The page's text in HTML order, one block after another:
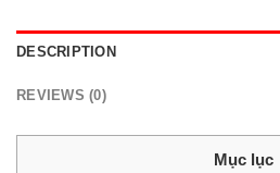
DESCRIPTION
REVIEWS (0)
Mục lục